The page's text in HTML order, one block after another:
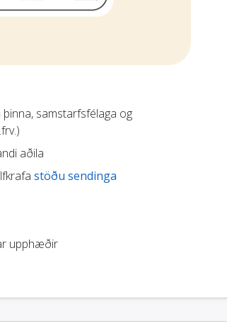
þinna, samstarfsfélaga og
aðila
stöðu sendinga
upphæðir